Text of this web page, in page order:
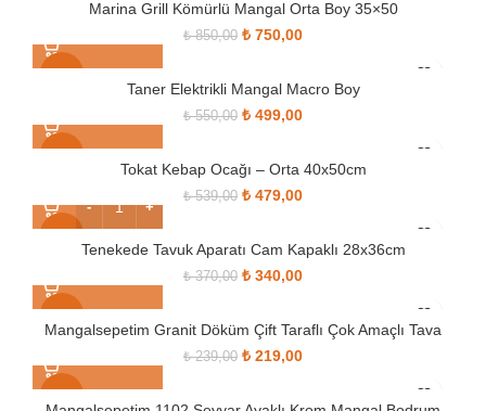
Marina Grill Kömürlü Mangal Orta Boy 35×50
₺850,00 Orijinal fiyat: ₺ 850,00.
₺ 750,00
Taner Elektrikli Mangal Macro Boy
₺550,00 Orijinal fiyat: ₺ 550,00.
₺ 499,00
Tokat Kebap Ocağı – Orta 40x50cm
₺539,00 Orijinal fiyat: ₺ 539,00.
₺ 479,00
Tenekede Tavuk Aparatı Cam Kapaklı 28x36cm
₺370,00 Orijinal fiyat: ₺ 370,00.
₺ 340,00
Mangalsepetim Granit Döküm Çift Taraflı Çok Amaçlı Tava
₺239,00 Orijinal fiyat: ₺ 239,00.
₺ 219,00